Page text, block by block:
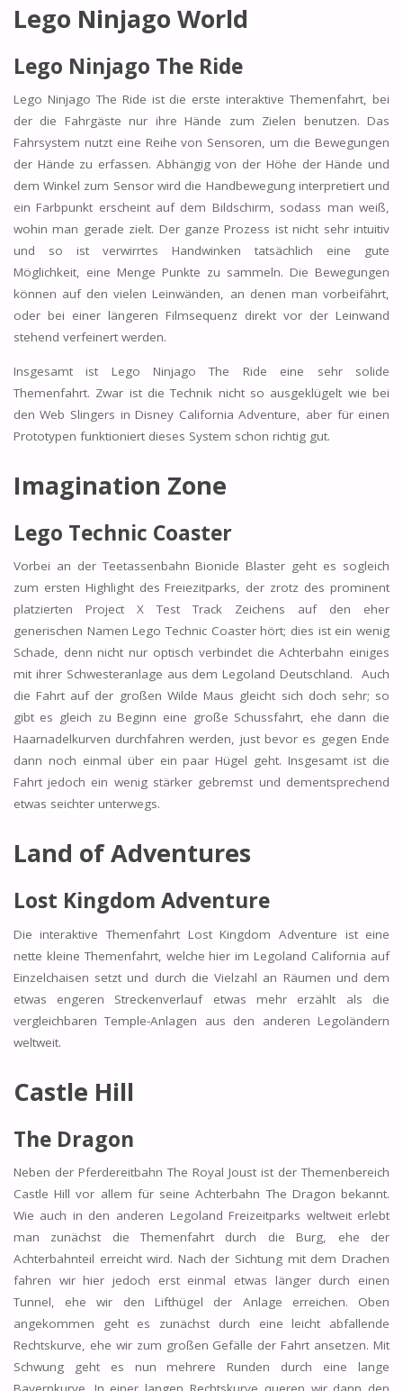
Lego Ninjago World
Lego Ninjago The Ride
Lego Ninjago The Ride ist die erste interaktive Themenfahrt, bei
der die Fahrgäste nur ihre Hände zum Zielen benutzen. Das
Fahrsystem nutzt eine Reihe von Sensoren, um die Bewegungen
der Hände zu erfassen. Abhängig von der Höhe der Hände und
dem Winkel zum Sensor wird die Handbewegung interpretiert und
ein Farbpunkt erscheint auf dem Bildschirm, sodass man weiß,
wohin man gerade zielt. Der ganze Prozess ist nicht sehr intuitiv
und so ist verwirrtes Handwinken tatsächlich eine gute
Möglichkeit, eine Menge Punkte zu sammeln. Die Bewegungen
können auf den vielen Leinwänden, an denen man vorbeifährt,
oder bei einer längeren Filmsequenz direkt vor der Leinwand
stehend verfeinert werden.
Insgesamt ist Lego Ninjago The Ride eine sehr solide
Themenfahrt. Zwar ist die Technik nicht so ausgeklügelt wie bei
den Web Slingers in Disney California Adventure, aber für einen
Prototypen funktioniert dieses System schon richtig gut.
Imagination Zone
Lego Technic Coaster
Vorbei an der Teetassenbahn Bionicle Blaster geht es sogleich
zum ersten Highlight des Freiezitparks, der zrotz des prominent
platzierten Project X Test Track Zeichens auf den eher
generischen Namen Lego Technic Coaster hört; dies ist ein wenig
Schade, denn nicht nur optisch verbindet die Achterbahn einiges
mit ihrer Schwesteranlage aus dem Legoland Deutschland. Auch
die Fahrt auf der großen Wilde Maus gleicht sich doch sehr; so
gibt es gleich zu Beginn eine große Schussfahrt, ehe dann die
Haarnadelkurven durchfahren werden, just bevor es gegen Ende
dann noch einmal über ein paar Hügel geht. Insgesamt ist die
Fahrt jedoch ein wenig stärker gebremst und dementsprechend
etwas seichter unterwegs.
Land of Adventures
Lost Kingdom Adventure
Die interaktive Themenfahrt Lost Kingdom Adventure ist eine
nette kleine Themenfahrt, welche hier im Legoland California auf
Einzelchaisen setzt und durch die Vielzahl an Räumen und dem
etwas engeren Streckenverlauf etwas mehr erzählt als die
vergleichbaren Temple-Anlagen aus den anderen Legoländern
weltweit.
Castle Hill
The Dragon
Neben der Pferdereitbahn The Royal Joust ist der Themenbereich
Castle Hill vor allem für seine Achterbahn The Dragon bekannt.
Wie auch in den anderen Legoland Freizeitparks weltweit erlebt
man zunächst die Themenfahrt durch die Burg, ehe der
Achterbahnteil erreicht wird. Nach der Sichtung mit dem Drachen
fahren wir hier jedoch erst einmal etwas länger durch einen
Tunnel, ehe wir den Lifthügel der Anlage erreichen. Oben
angekommen geht es zunächst durch eine leicht abfallende
Rechtskurve, ehe wir zum großen Gefälle der Fahrt ansetzen. Mit
Schwung geht es nun mehrere Runden durch eine lange